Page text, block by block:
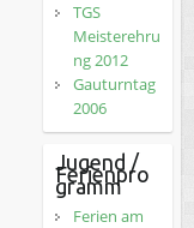
TGS
Meisterehru
ng 2012
Gauturntag
2006
Jugend /
Ferienpro
gramm
Ferien am